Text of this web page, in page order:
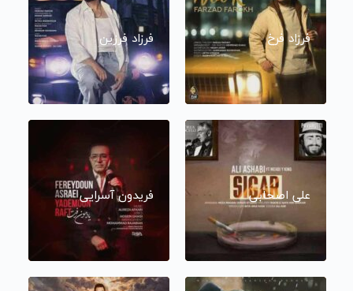
فرزاد فرخ فرزاد فرزین
علی اصحابی فریدون آسرایی